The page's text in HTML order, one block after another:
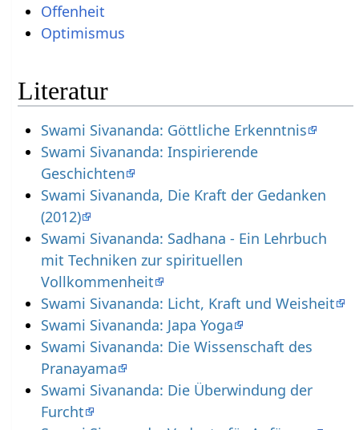
Offenheit
Optimismus
Literatur
Swami Sivananda: Göttliche Erkenntnis
Swami Sivananda: Inspirierende
Geschichten
Swami Sivananda, Die Kraft der Gedanken
(2012)
Swami Sivananda: Sadhana - Ein Lehrbuch
mit Techniken zur spirituellen
Vollkommenheit
Swami Sivananda: Licht, Kraft und Weisheit
Swami Sivananda: Japa Yoga
Swami Sivananda: Die Wissenschaft des
Pranayama
Swami Sivananda: Die Überwindung der
Furcht